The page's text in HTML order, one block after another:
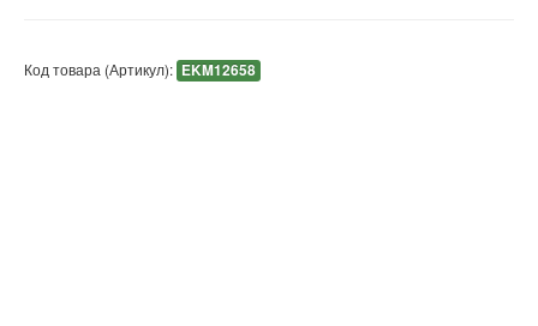
Код товара (Артикул): EKM12658